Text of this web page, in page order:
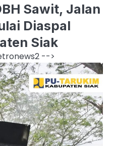
Sawit, Jalan
Diaspal
Siak
-->